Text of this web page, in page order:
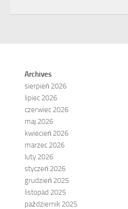
Archives
sierpień 2026
lipiec 2026
czerwiec 2026
maj 2026
kwiecień 2026
marzec 2026
luty 2026
styczeń 2026
grudzień 2025
listopad 2025
październik 2025